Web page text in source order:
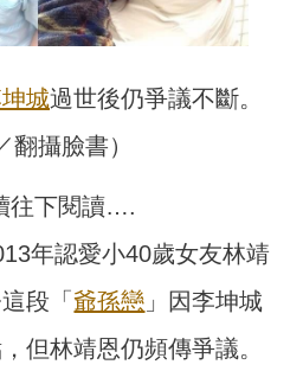
城過世後仍爭議不斷。
翻攝臉書）
往下閱讀….
年認愛小40歲女友林靖
段「爺孫戀 」因李坤城
但林靖恩仍頻傳爭議。